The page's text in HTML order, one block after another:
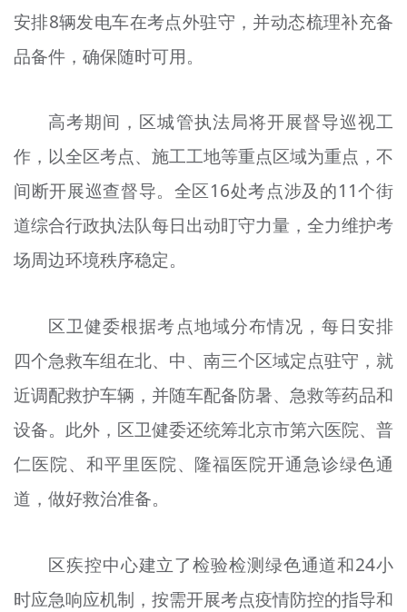
安排8辆发电车在考点外驻守，并动态梳理补充备
品备件，确保随时可用。
高考期间，区城管执法局将开展督导巡视工
作，以全区考点、施工工地等重点区域为重点，不
间断开展巡查督导。全区16处考点涉及的11个街
道综合行政执法队每日出动盯守力量，全力维护考
场周边环境秩序稳定。
区卫健委根据考点地域分布情况，每日安排
四个急救车组在北、中、南三个区域定点驻守，就
近调配救护车辆，并随车配备防暑、急救等药品和
设备。此外，区卫健委还统筹北京市第六医院、普
仁医院、和平里医院、隆福医院开通急诊绿色通
道，做好救治准备。
区疾控中心建立了检验检测绿色通道和24小
时应急响应机制，按需开展考点疫情防控的指导和